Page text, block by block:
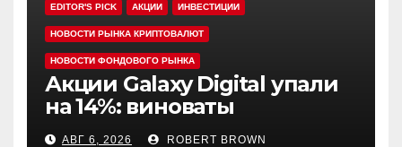
EDITOR'S PICK АКЦИИ ИНВЕСТИЦИИ
НОВОСТИ РЫНКА КРИПТОВАЛЮТ
НОВОСТИ ФОНДОВОГО РЫНКА
Акции Galaxy Digital упали
на 14%: виноваты
криптовалюты
АВГ 6, 2026 ROBERT BROWN